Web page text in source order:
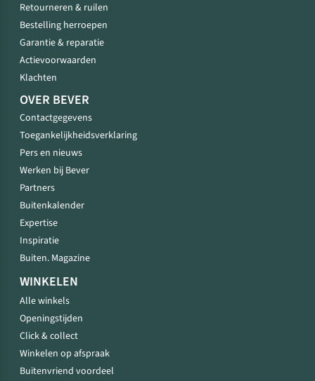
Retourneren & ruilen
Bestelling herroepen
Garantie & reparatie
Actievoorwaarden
Klachten
OVER BEVER
Contactgegevens
Toegankelijkheidsverklaring
Pers en nieuws
Werken bij Bever
Partners
Buitenkalender
Expertise
Inspiratie
Buiten. Magazine
WINKELEN
Alle winkels
Openingstijden
Click & collect
Winkelen op afspraak
Buitenvriend voordeel